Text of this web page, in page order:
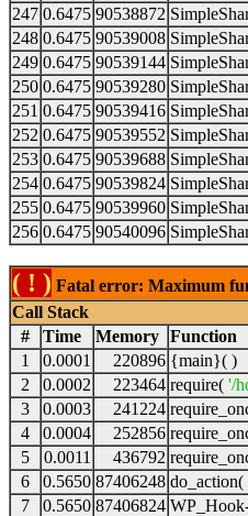
247 0.6475 90538872
248 0.6475 90539008
249 0.6475 90539144
250 0.6475 90539280
251 0.6475 90539416
252 0.6475 90539552
253 0.6475 90539688
254 0.6475 90539824
255 0.6475 90539960
256 0.6475 90540096
( ! ) Fatal error: Maximum
Call Stack
#
Time Memory Function
1
0.0001 220896 {main}( )
2
0.0002 223464 require( '/
3
0.0003 241224
4
0.0004 252856
5
0.0011 436792
6
0.5650 87406248 do_action(
7
0.5650 87406824